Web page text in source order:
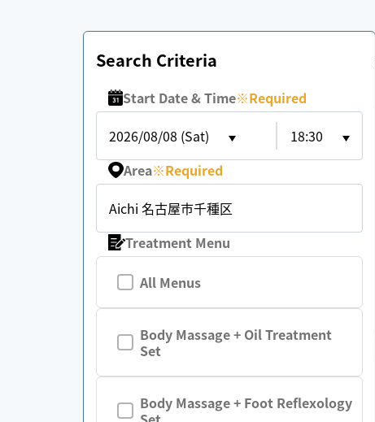
Search Criteria
Start Date & Time※Required
2026/08/08 (Sat)
18:30
Area※Required
Aichi 名古屋市千種区
Treatment Menu
All Menus
Body Massage + Oil Treatment
Set
Body Massage + Foot Reflexology